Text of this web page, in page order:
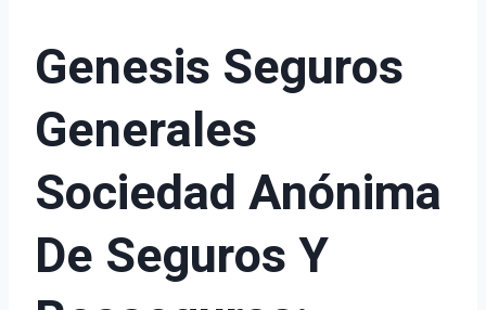
Genesis Seguros
Generales
Sociedad Anónima
De Seguros Y